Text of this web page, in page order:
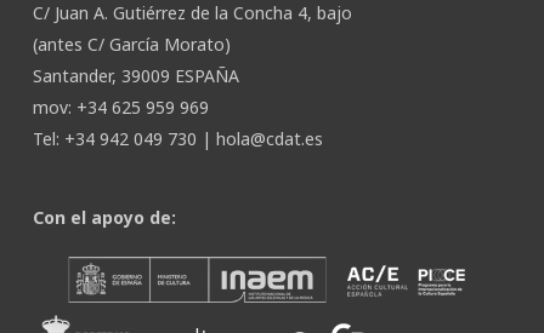
C/ Juan A. Gutiérrez de la Concha 4, bajo
(antes C/ García Morato)
Santander, 39009 ESPAÑA
mov: +34 625 959 969
Tel: +34 942 049 730 | hola@cdat.es
Con el apoyo de: